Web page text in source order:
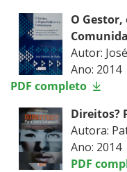
O Gestor,
Autor:
Ano:
PDF completo
Direitos?
Autora:
Ano: 2014
PDF